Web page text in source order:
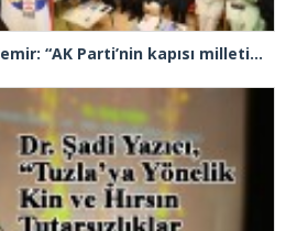
İl Başkanı Abdullah Özdemir: “AK Parti’nin kapısı milletine hizmet etmek isteyen herkese açıktır”